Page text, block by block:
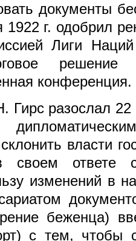
документы
1922 г. одобрил
Лиги
конференция.
разослал 22
власти
своем ответе
изменений в
беженца)
с тем, чтобы